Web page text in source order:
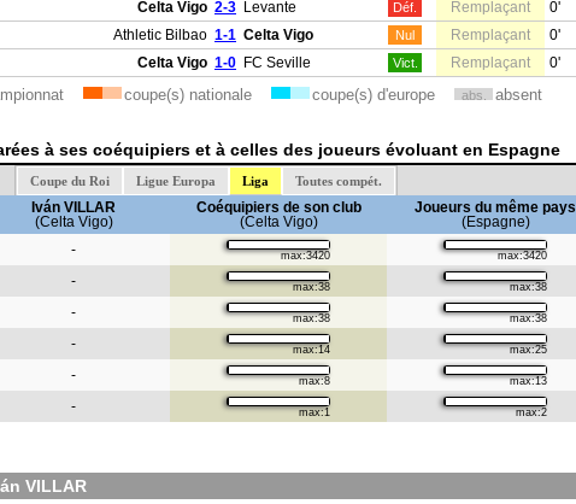
Celta Vigo 2-3 Levante Déf. Remplaçant
0'
Athletic Bilbao 1-1 Celta Vigo Nul Remplaçant
0'
Celta Vigo 1-0 FC Seville Vict. Remplaçant 0'
coupe(s) nationale coupe(s) d'europe abs. absent
à ses coéquipiers et à celles des joueurs évoluant en Espagne
Coupe du Roi Ligue Europa Liga Toutes compét.
Iván VILLAR
(Celta Vigo)
Coéquipiers de son club
(Celta Vigo)
Joueurs du même pays
(Espagne)
- max:3420 max:3420
- max:38 max:38
- max:38 max:38
- max:14 max:25
- max:8 max:13
- max:1 max:2
VILLAR